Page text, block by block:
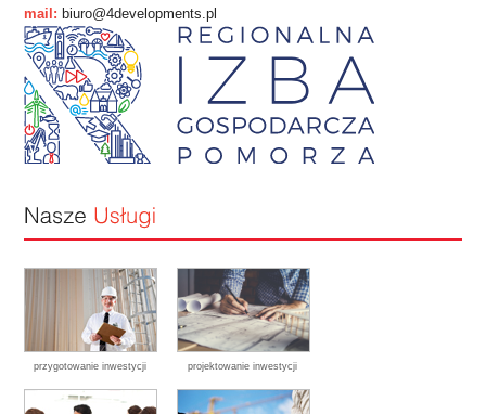
mail: biuro@4developments.pl
przygotowanie inwestycji projektowanie inwestycji